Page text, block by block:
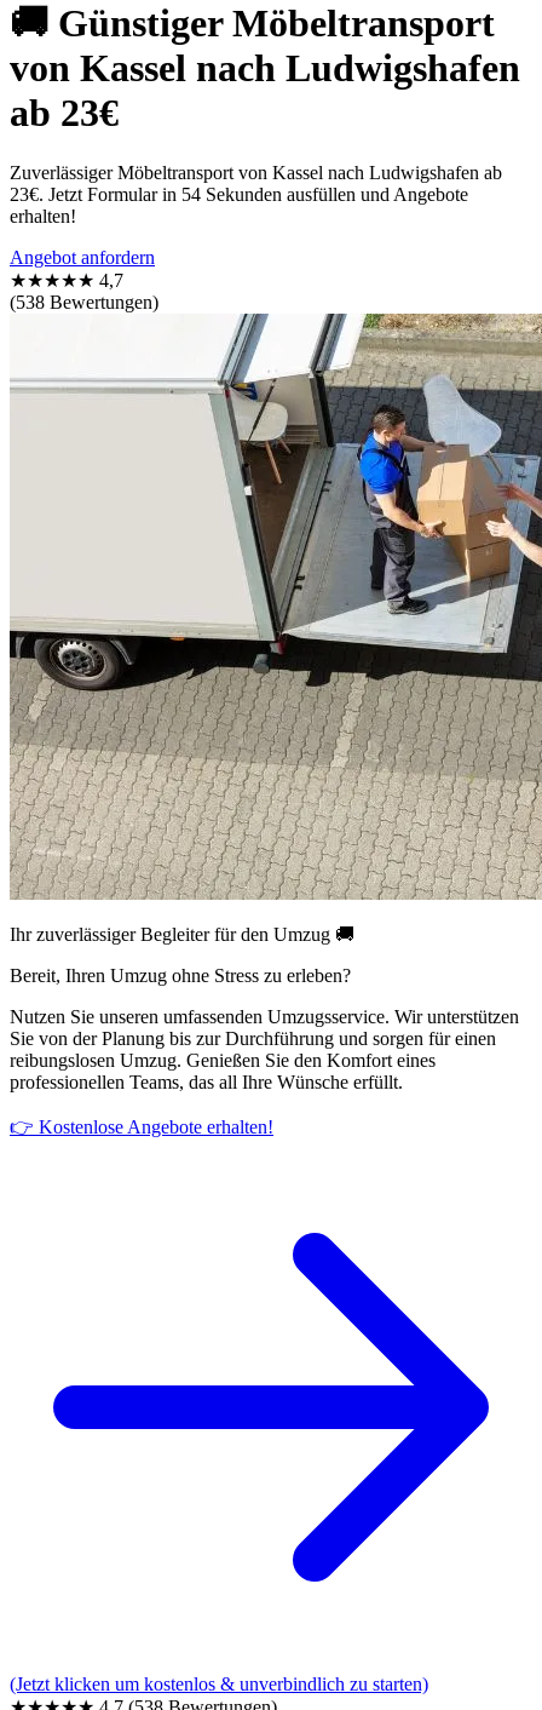
🚚 Günstiger Möbeltransport
von Kassel nach Ludwigshafen
ab 23€
Zuverlässiger Möbeltransport von Kassel nach Ludwigshafen ab
23€. Jetzt Formular in 54 Sekunden ausfüllen und Angebote
erhalten!
Angebot anfordern
★★★★★ 4,7
(538 Bewertungen)
Ihr zuverlässiger Begleiter für den Umzug 🚚
Bereit, Ihren Umzug ohne Stress zu erleben?
Nutzen Sie unseren umfassenden Umzugsservice. Wir unterstützen
Sie von der Planung bis zur Durchführung und sorgen für einen
reibungslosen Umzug. Genießen Sie den Komfort eines
professionellen Teams, das all Ihre Wünsche erfüllt.
👉 Kostenlose Angebote erhalten!
(Jetzt klicken um kostenlos & unverbindlich zu starten)